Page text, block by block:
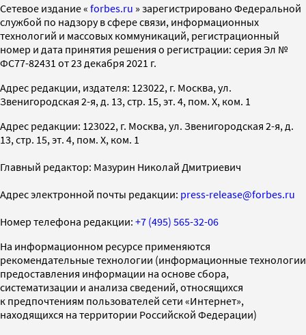
Cетевое издание « forbes.ru » зарегистрировано Федеральной
службой по надзору в сфере связи, информационных
технологий и массовых коммуникаций, регистрационный
номер и дата принятия решения о регистрации: серия Эл №
ФС77-82431 от 23 декабря 2021 г.
Адрес редакции, издателя: 123022, г. Москва, ул.
Звенигородская 2-я, д. 13, стр. 15, эт. 4, пом. X, ком. 1
Адрес редакции: 123022, г. Москва, ул. Звенигородская 2-я, д.
13, стр. 15, эт. 4, пом. X, ком. 1
Главный редактор: Мазурин Николай Дмитриевич
Адрес электронной почты редакции: press-release@forbes.ru
Номер телефона редакции: +7 (495) 565-32-06
На информационном ресурсе применяются
рекомендательные технологии (информационные технологии
предоставления информации на основе сбора,
систематизации и анализа сведений, относящихся
к предпочтениям пользователей сети «Интернет»,
находящихся на территории Российской Федерации)